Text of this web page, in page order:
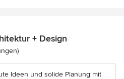
+ Design
4.9 von 5 Sternen
Ideen und solide Planung mit